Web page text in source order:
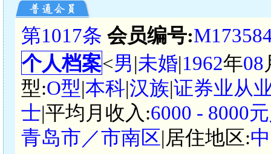
第1017条 会员编号:
个人档案<男|未婚|1962年08
型:O型|本科|汉族|证券业从
士|平均月收入:6000 - 8000
青岛市／市南区|居住地区: